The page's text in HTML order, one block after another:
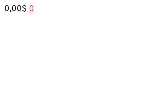
0,00$ 0